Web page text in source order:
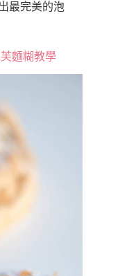
最完美的泡
麵糊教學